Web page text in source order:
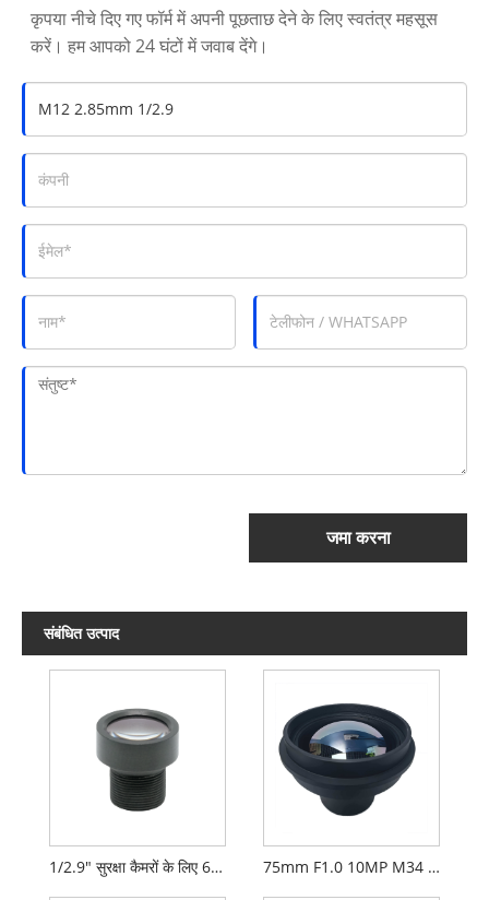
कृपया नीचे दिए गए फॉर्म में अपनी पूछताछ देने के लिए स्वतंत्र महसूस
करें। हम आपको 24 घंटों में जवाब देंगे।
जमा करना
संबंधित उत्पाद
1/2.9" सुरक्षा कैमरों के लिए 6 मिमी F2.2 M7 माउंट सीसीटीवी लेंस 75mm F1.0 10MP M34 17um लेंस लॉन्ग-वेव इन्फ्रारेड थर्मल इमेजिंग लेंस